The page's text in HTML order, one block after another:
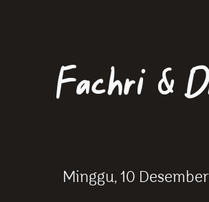
Fachri &
Minggu, 10